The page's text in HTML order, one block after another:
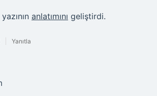
anlatımını geliştirdi.
Yanıtla